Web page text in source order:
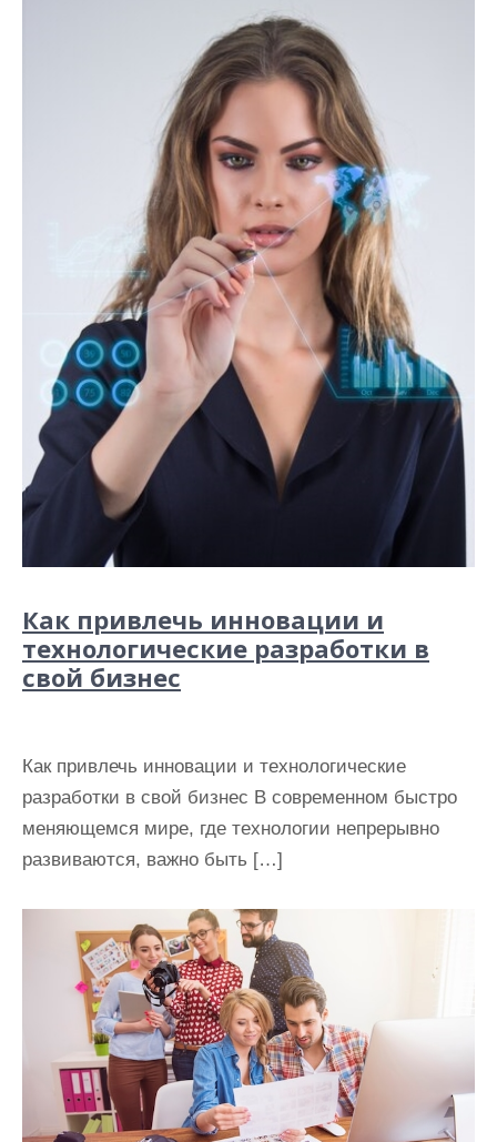
Как привлечь инновации и
технологические разработки в
свой бизнес
Как привлечь инновации и технологические
разработки в свой бизнес В современном быстро
меняющемся мире, где технологии непрерывно
развиваются, важно быть […]